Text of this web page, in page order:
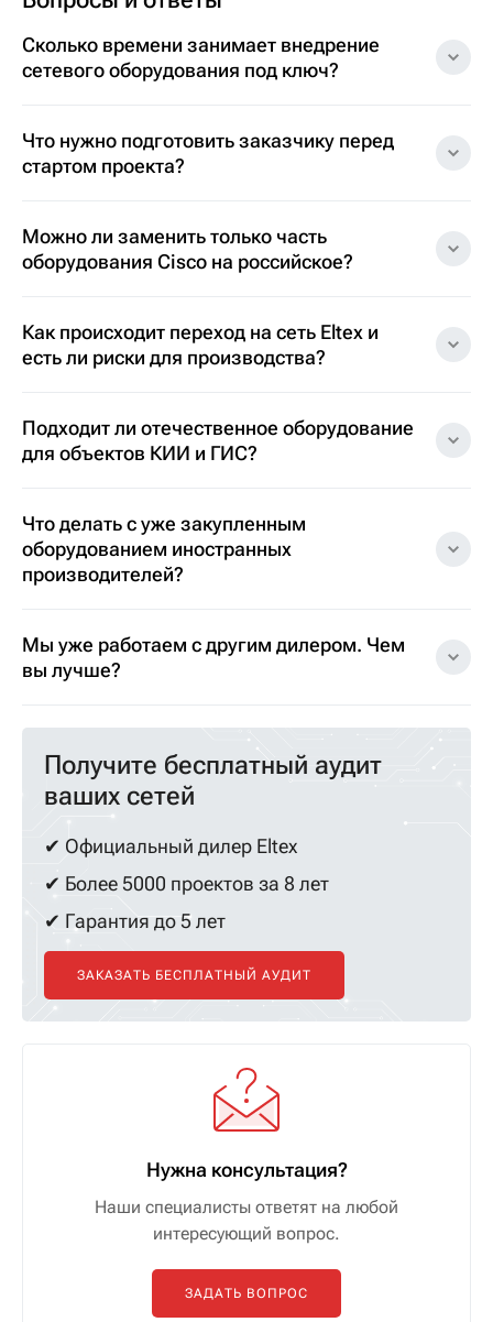
Сколько времени занимает внедрение
сетевого оборудования под ключ?
Что нужно подготовить заказчику перед
стартом проекта?
Можно ли заменить только часть
оборудования Cisco на российское?
Как происходит переход на сеть Eltex и
есть ли риски для производства?
Подходит ли отечественное оборудование
для объектов КИИ и ГИС?
Что делать с уже закупленным
оборудованием иностранных
производителей?
Мы уже работаем с другим дилером. Чем
вы лучше?
Получите бесплатный аудит
ваших сетей
✔ Официальный дилер Eltex
✔ Более 5000 проектов за 8 лет
✔ Гарантия до 5 лет
ЗАКАЗАТЬ БЕСПЛАТНЫЙ АУДИТ
Нужна консультация?
Наши специалисты ответят на любой
интересующий вопрос.
ЗАДАТЬ ВОПРОС